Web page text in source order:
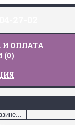
И ОПЛАТА
(0)